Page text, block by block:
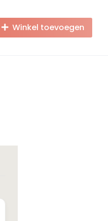
Winkel toevoegen